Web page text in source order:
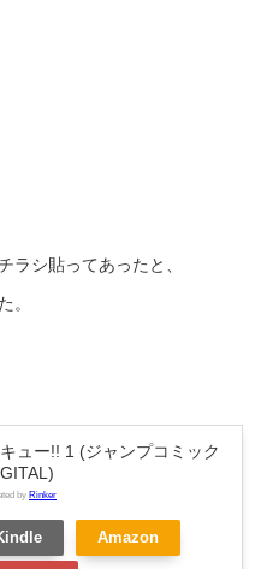
ラシ貼ってあったと、
。
ュー!! 1 (ジャンプコミック
by Rinker
Amazon